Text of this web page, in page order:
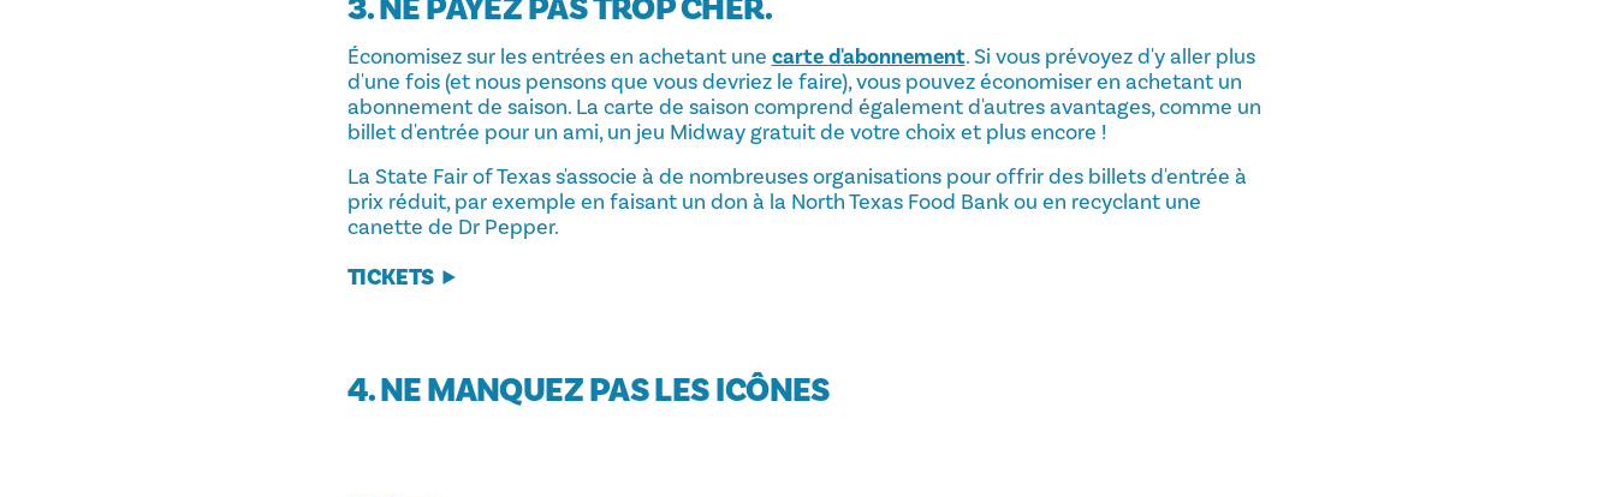
3. NE PAYEZ PAS TROP CHER.
Économisez sur les entrées en achetant une carte d'abonnement. Si vous prévoyez d'y aller plus
d'une fois (et nous pensons que vous devriez le faire), vous pouvez économiser en achetant un
abonnement de saison. La carte de saison comprend également d'autres avantages, comme un
billet d'entrée pour un ami, un jeu Midway gratuit de votre choix et plus encore !
La State Fair of Texas s'associe à de nombreuses organisations pour offrir des billets d'entrée à
prix réduit, par exemple en faisant un don à la North Texas Food Bank ou en recyclant une
canette de Dr Pepper.
TICKETS
4. NE MANQUEZ PAS LES ICÔNES